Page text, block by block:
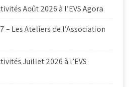
Août 2026 à l’EVS Agora
– Les Ateliers de l’Association
Juillet 2026 à l’EVS